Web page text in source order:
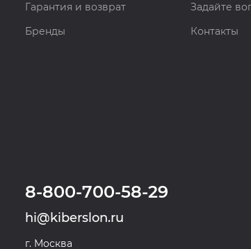
Гарантия и возврат
Задайте
Бренды
Контакты
8-800-700-58-29
hi@kiberslon.ru
г. Москва